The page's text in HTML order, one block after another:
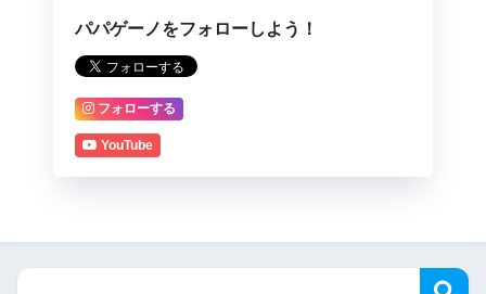
パパゲーノをフォローしよう！
フォローする
YouTube